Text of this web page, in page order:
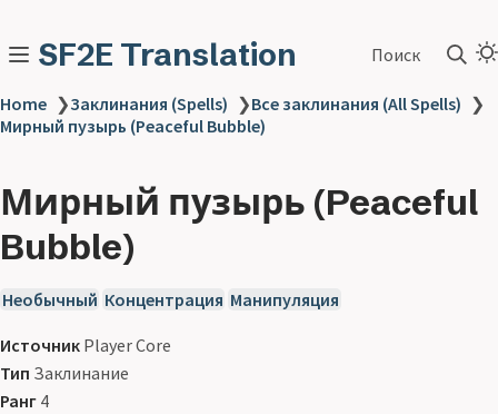
SF2E Translation Поиск
Home ❯Заклинания (Spells) ❯Все заклинания (All Spells) ❯
Мирный пузырь (Peaceful Bubble)
Мирный пузырь (Peaceful
Bubble)
Необычный Концентрация Манипуляция
Источник Player Core
Тип Заклинание
Ранг 4